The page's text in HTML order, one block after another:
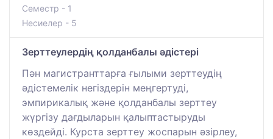
Семестр - 1
Несиелер - 5
Зерттеулердің қолданбалы әдістері
Пән магистранттарға ғылыми зерттеудің
әдістемелік негіздерін меңгертуді,
эмпирикалық және қолданбалы зерттеу
жүргізу дағдыларын қалыптастыруды
көздейді. Курста зерттеу жоспарын әзірлеу,